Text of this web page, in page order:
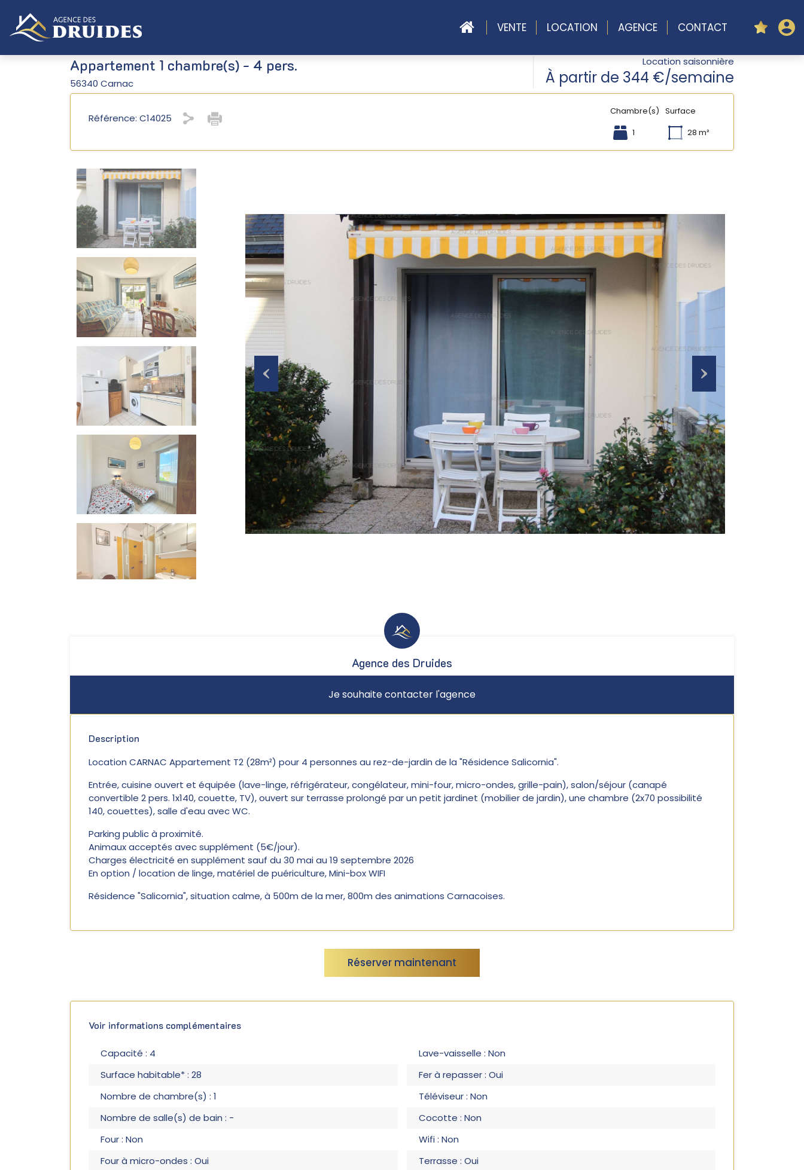
ACCUEIL VENTE LOCATION AGENCE CONTACT
Appartement 1 chambre(s) - 4 pers.
56340 Carnac
Location saisonnière
À partir de 344 €/semaine
Référence: C14025
Chambre(s)
1
Surface
28 m²
Agence des Druides
Je souhaite contacter l'agence
Description
Location CARNAC Appartement T2 (28m²) pour 4 personnes au rez-de-jardin de la "Résidence Salicornia".
Entrée, cuisine ouvert et équipée (lave-linge, réfrigérateur, congélateur, mini-four, micro-ondes, grille-pain), salon/séjour (canapé
convertible 2 pers. 1x140, couette, TV), ouvert sur terrasse prolongé par un petit jardinet (mobilier de jardin), une chambre (2x70 possibilité
140, couettes), salle d'eau avec WC.
Parking public à proximité.
Animaux acceptés avec supplément (5€/jour).
Charges électricité en supplément sauf du 30 mai au 19 septembre 2026
En option / location de linge, matériel de puériculture, Mini-box WIFI
Résidence "Salicornia", situation calme, à 500m de la mer, 800m des animations Carnacoises.
Réserver maintenant
Voir informations complémentaires
Capacité : 4
Surface habitable* : 28
Nombre de chambre(s) : 1
Nombre de salle(s) de bain : -
Four : Non
Four à micro-ondes : Oui
Lave-vaisselle : Non
Fer à repasser : Oui
Téléviseur : Non
Cocotte : Non
Wifi : Non
Terrasse : Oui